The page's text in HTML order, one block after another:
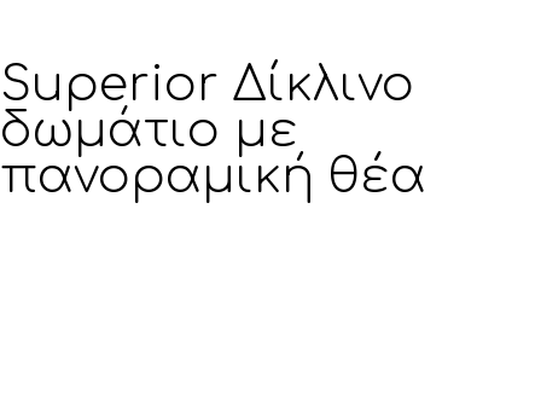
Superior Δίκλινο
δωμάτιο με
πανοραμική θέα